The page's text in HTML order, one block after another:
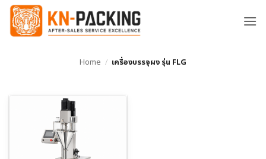
ข้าม
ยัง
Home / เครื่องบรรจุผง รุ่น FLG